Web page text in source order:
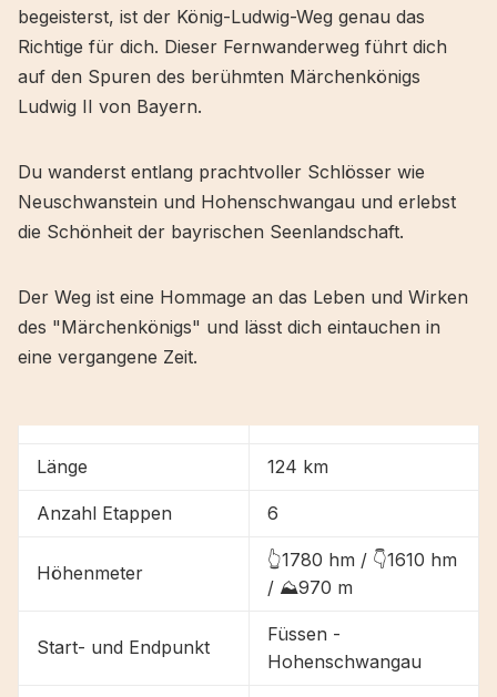
begeisterst, ist der König-Ludwig-Weg genau das
Richtige für dich. Dieser Fernwanderweg führt dich
auf den Spuren des berühmten Märchenkönigs
Ludwig II von Bayern.
Du wanderst entlang prachtvoller Schlösser wie
Neuschwanstein und Hohenschwangau und erlebst
die Schönheit der bayrischen Seenlandschaft.
Der Weg ist eine Hommage an das Leben und Wirken
des "Märchenkönigs" und lässt dich eintauchen in
eine vergangene Zeit.
Länge 124 km
Anzahl Etappen 6
Höhenmeter
👆1780 hm / 👇1610 hm
/ ⛰970 m
Start- und Endpunkt
Füssen -
Hohenschwangau